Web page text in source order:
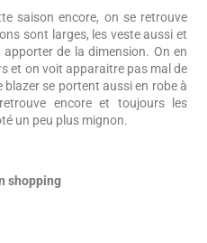
saison encore, on se retrouve
sont larges, les veste aussi et
de la dimension. On en
et on voit apparaitre pas mal de
se portent aussi en robe à
encore et toujours les
un peu plus mignon.
shopping